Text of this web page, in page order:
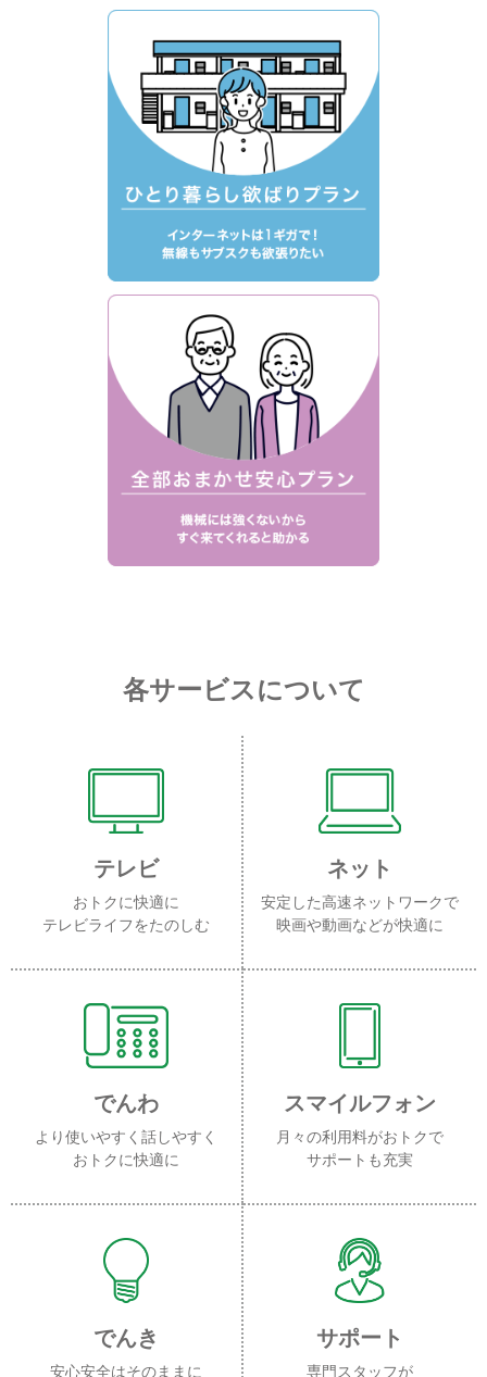
各サービスについて
テレビ
おトクに快適に
テレビライフをたのしむ
ネット
安定した高速ネットワークで
映画や動画などが快適に
でんわ
より使いやすく話しやすく
おトクに快適に
スマイルフォン
月々の利用料がおトクで
サポートも充実
でんき
安心安全はそのままに
サポート
専門スタッフが